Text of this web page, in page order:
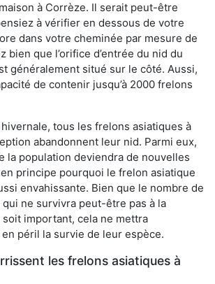
à Corrèze. Il serait peut-être
à vérifier en dessous de votre
dans votre cheminée par mesure de
bien que l’orifice d’entrée du nid du
généralement situé sur le côté. Aussi,
de contenir jusqu’à 2000 frelons
tous les frelons asiatiques à
abandonnent leur nid. Parmi eux,
la population deviendra de nouvelles
principe pourquoi le frelon asiatique
envahissante. Bien que le nombre de
ne survivra peut-être pas à la
important, cela ne mettra
péril la survie de leur espèce.
les frelons asiatiques à